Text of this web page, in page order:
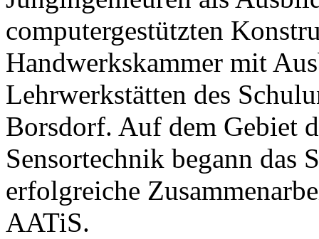
computergestützten
Handwerkskammer mit
Lehrwerkstätten des
Borsdorf. Auf dem Gebiet
Sensortechnik begann das
erfolgreiche
AATiS.